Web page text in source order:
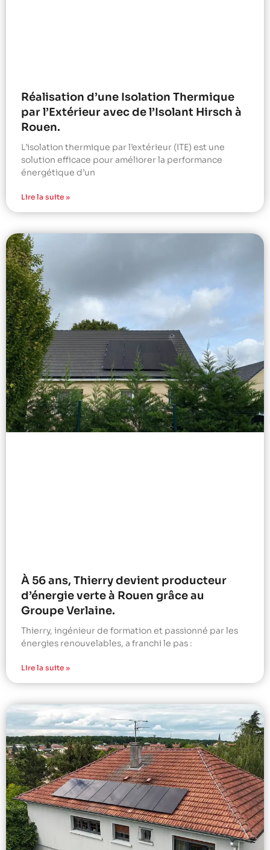
Réalisation d’une Isolation Thermique
par l’Extérieur avec de l’Isolant Hirsch à
Rouen.
L’isolation thermique par l’extérieur (ITE) est une
solution efficace pour améliorer la performance
énergétique d’un
Lire la suite »
À 56 ans, Thierry devient producteur
d’énergie verte à Rouen grâce au
Groupe Verlaine.
Thierry, ingénieur de formation et passionné par les
énergies renouvelables, a franchi le pas :
Lire la suite »